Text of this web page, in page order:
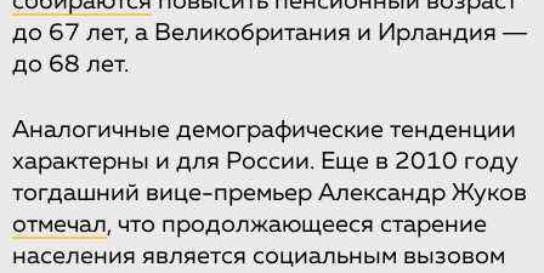
до 67 лет, а Великобритания и Ирландия ―
до 68 лет.
Аналогичные демографические тенденции
характерны и для России. Еще в 2010 году
тогдашний вице-премьер Александр Жуков
отмечал, что продолжающееся старение
населения является социальным вызовом